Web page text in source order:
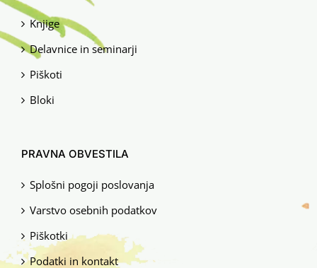
Knjige
Delavnice in seminarji
Piškoti
Bloki
PRAVNA OBVESTILA
Splošni pogoji poslovanja
Varstvo osebnih podatkov
Piškotki
Podatki in kontakt